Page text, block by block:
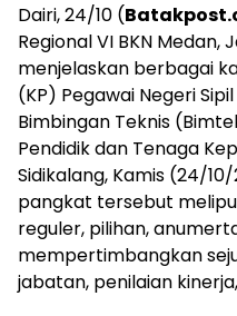
Dairi, 24/10 (
Regional VI BKN Medan,
menjelaskan berbagai
(KP) Pegawai Negeri
Bimbingan Teknis
Pendidik dan Tenaga
Sidikalang, Kamis (24/
pangkat tersebut
reguler, pilihan,
mempertimbangkan
jabatan, penilaian